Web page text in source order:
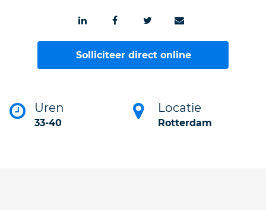
Solliciteer direct online
Uren
33-40
Locatie
Rotterdam